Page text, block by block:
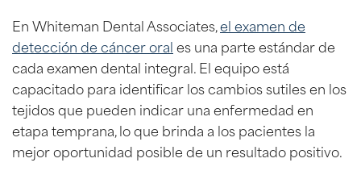
En Whiteman Dental Associates, el examen de
detección de cáncer oral es una parte estándar de
cada examen dental integral. El equipo está
capacitado para identificar los cambios sutiles en los
tejidos que pueden indicar una enfermedad en
etapa temprana, lo que brinda a los pacientes la
mejor oportunidad posible de un resultado positivo.